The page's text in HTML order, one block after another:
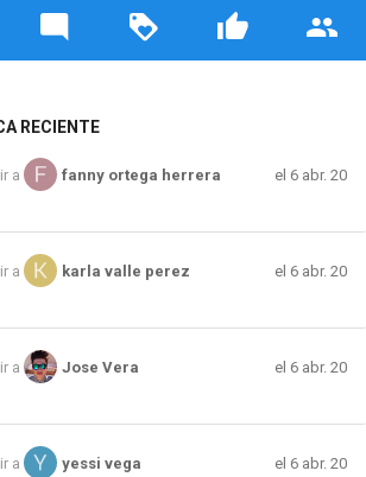
RECIENTE
a fanny ortega herrera el 6 abr. 20
a karla valle perez el 6 abr. 20
a Jose Vera el 6 abr. 20
a yessi vega el 6 abr. 20